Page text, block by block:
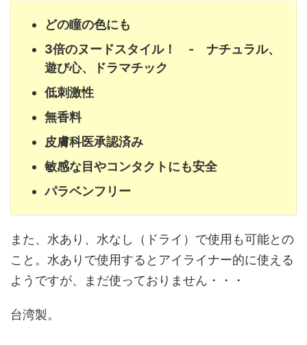
どの瞳の色にも
3倍のヌードスタイル！ - ナチュラル、
遊び心、ドラマチック
低刺激性
無香料
皮膚科医承認済み
敏感な目やコンタクトにも安全
パラベンフリー
また、水あり、水なし（ドライ）で使用も可能との
こと。水ありで使用するとアイライナー的に使える
ようですが、まだ使っておりません・・・
台湾製。